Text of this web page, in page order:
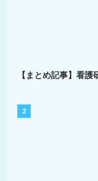
【まとめ記事】看護
2